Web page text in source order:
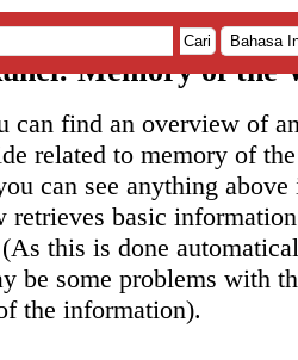
Cari
Memory of the
can find an overview of
related to memory of
can see anything
retrieves basic
this is done
be some problems with
the information).